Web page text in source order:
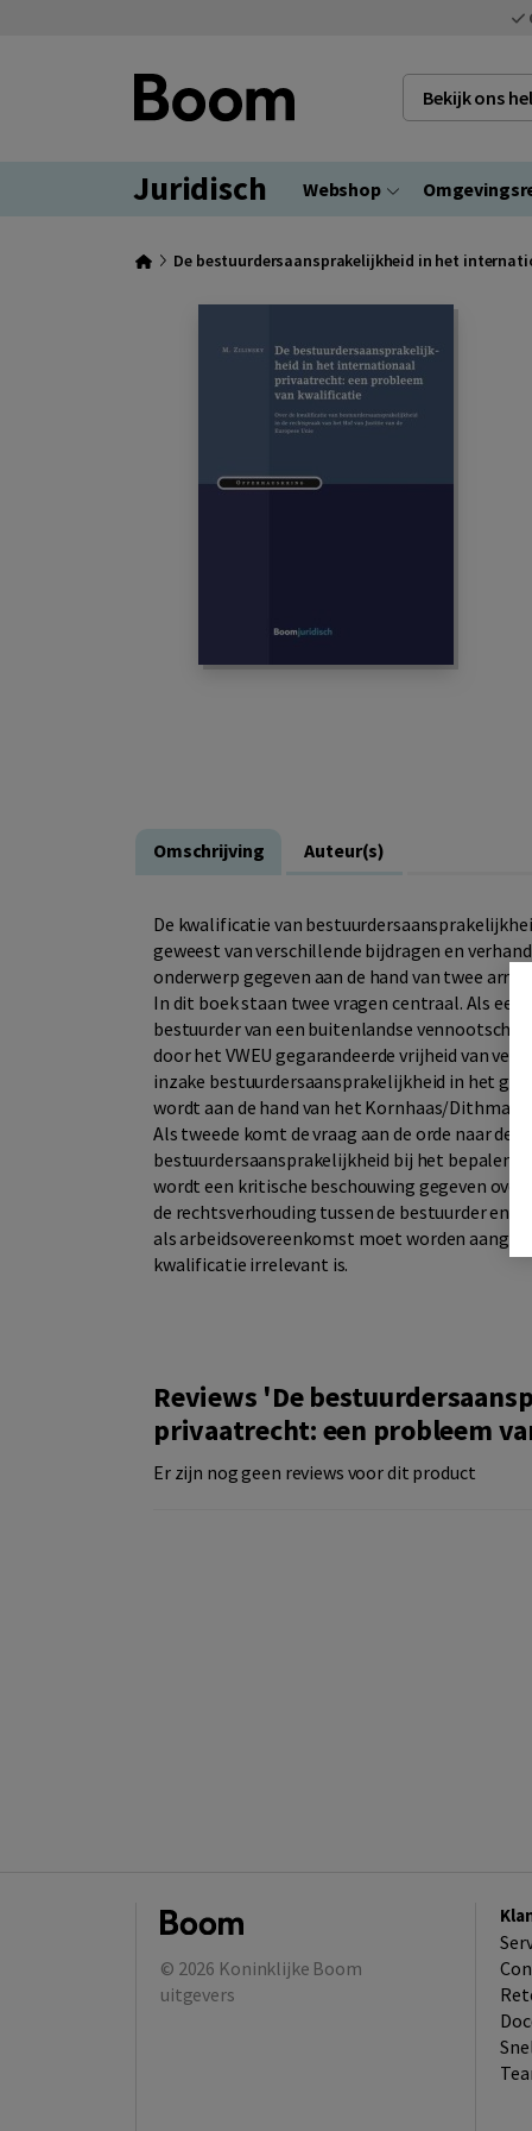
Bekijk ons
Juridisch Webshop
De bestuurdersaansprakelijkheid in het
Omschrijving Auteur(s)
De kwalificatie van
geweest van verschillende bijdragen en
onderwerp gegeven aan de hand van twee
In dit boek staan twee vragen centraal. Als
bestuurder van een buitenlandse
door het VWEU gegarandeerde vrijheid van
inzake bestuurdersaansprakelijkheid in het
wordt aan de hand van het Kornhaas/Dithmar-
Als tweede komt de vraag aan de orde naar de
bestuurdersaansprakelijkheid bij het bepalen
wordt een kritische beschouwing gegeven
de rechtsverhouding tussen de bestuurder en
als arbeidsovereenkomst moet worden
kwalificatie irrelevant is.
Reviews 'De
privaatrecht: een probleem
Er zijn nog geen reviews voor dit product
© 2026 Koninklijke Boom
uitgevers